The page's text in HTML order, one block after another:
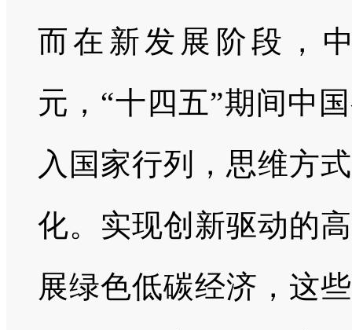
而在新发展阶段，
元，“十四五”期间中
入国家行列，思维方
化。实现创新驱动的
展绿色低碳经济，这